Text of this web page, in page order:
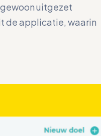
uitgezet
de applicatie, waarin